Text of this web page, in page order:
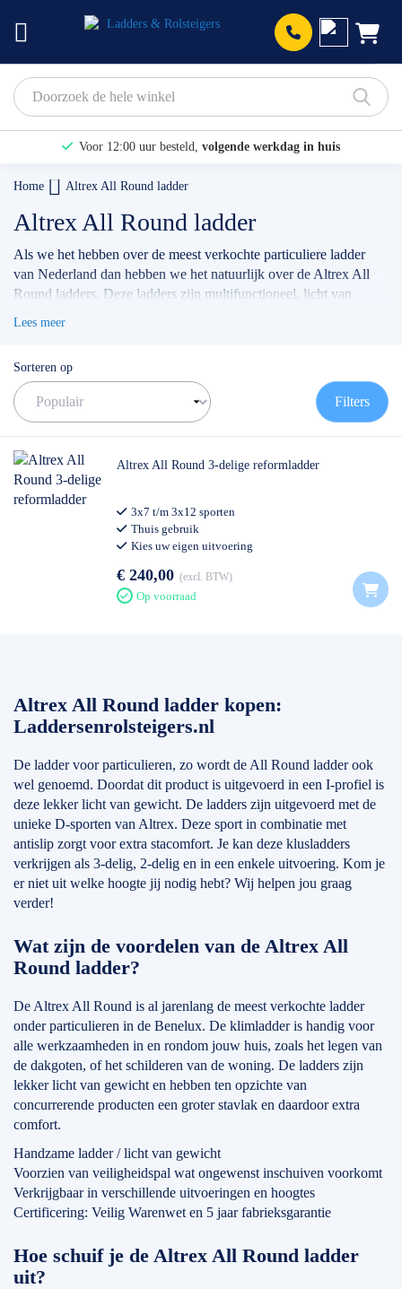
Voor 12:00 uur besteld, volgende werkdag in huis
Bekijk hier onze Actiepagina
Binnen 1 dag eengratis offerte
Home Altrex All Round ladder
Altrex All Round ladder
Als we het hebben over de meest verkochte particuliere ladder
van Nederland dan hebben we het natuurlijk over de Altrex All
Round ladders. Deze ladders zijn multifunctioneel, licht van
laddermat.
verder!
✅ Volgende werkdag op locatie
✅ Contact:0511- 40 25 64 , ofmail
Lees meer
Sorteren op
Filters
Altrex All Round 3-delige reformladder
3x7 t/m 3x12 sporten
Thuis gebruik
Kies uw eigen uitvoering
€ 240,00 excl. BTW
Op voorraad
Altrex All Round ladder kopen:
Laddersenrolsteigers.nl
De ladder voor particulieren, zo wordt de All Round ladder ook
wel genoemd. Doordat dit product is uitgevoerd in een I-profiel is
deze lekker licht van gewicht. De ladders zijn uitgevoerd met de
unieke D-sporten van Altrex. Deze sport in combinatie met
antislip zorgt voor extra stacomfort. Je kan deze klusladders
verkrijgen als 3-delig, 2-delig en in een enkele uitvoering. Kom je
er niet uit welke hoogte jij nodig hebt? Wij helpen jou graag
verder!
Wat zijn de voordelen van de Altrex All
Round ladder?
De Altrex All Round is al jarenlang de meest verkochte ladder
onder particulieren in de Benelux. De klimladder is handig voor
alle werkzaamheden in en rondom jouw huis, zoals het legen van
de dakgoten, of het schilderen van de woning. De ladders zijn
lekker licht van gewicht en hebben ten opzichte van
concurrerende producten een groter stavlak en daardoor extra
comfort.
Handzame ladder / licht van gewicht
Voorzien van veiligheidspal wat ongewenst inschuiven voorkomt
Verkrijgbaar in verschillende uitvoeringen en hoogtes
Certificering: Veilig Warenwet en 5 jaar fabrieksgarantie
Hoe schuif je de Altrex All Round ladder
uit?